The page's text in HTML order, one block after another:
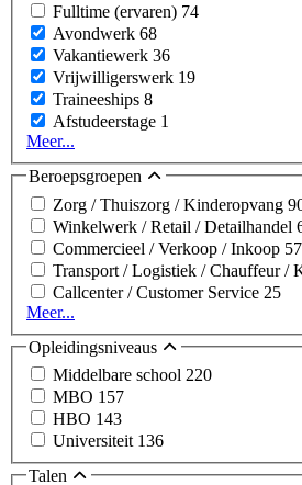
Fulltime (ervaren) 74
Avondwerk 68
Vakantiewerk 36
Vrijwilligerswerk 19
Traineeships 8
Afstudeerstage 1
Meer...
Beroepsgroepen
Zorg / Thuiszorg / Kinderopvang
Winkelwerk / Retail / Detailhandel
Commercieel / Verkoop / Inkoop 57
Transport / Logistiek / Chauffeur /
Callcenter / Customer Service 25
Meer...
Opleidingsniveaus
Middelbare school 220
MBO 157
HBO 143
Universiteit 136
Talen